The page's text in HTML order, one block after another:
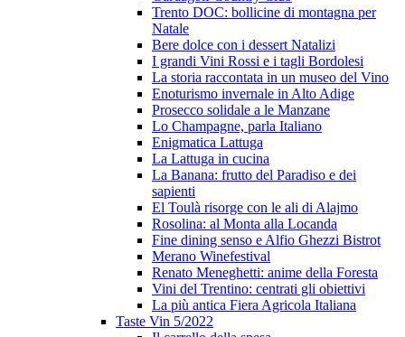
Trento DOC: bollicine di montagna per
Natale
Bere dolce con i dessert Natalizi
I grandi Vini Rossi e i tagli Bordolesi
La storia raccontata in un museo del Vino
Enoturismo invernale in Alto Adige
Prosecco solidale a le Manzane
Lo Champagne, parla Italiano
Enigmatica Lattuga
La Lattuga in cucina
La Banana: frutto del Paradiso e dei
sapienti
El Toulà risorge con le ali di Alajmo
Rosolina: al Monta alla Locanda
Fine dining senso e Alfio Ghezzi Bistrot
Merano Winefestival
Renato Meneghetti: anime della Foresta
Vini del Trentino: centrati gli obiettivi
La più antica Fiera Agricola Italiana
Taste Vin 5/2022